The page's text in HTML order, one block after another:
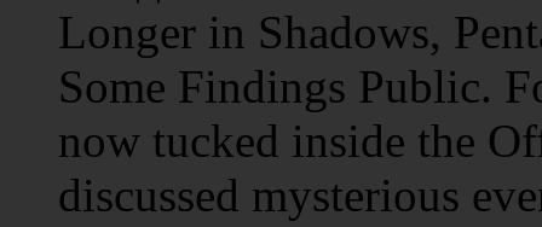
Longer in Shadows,
Some Findings Public.
now tucked inside the
discussed mysterious